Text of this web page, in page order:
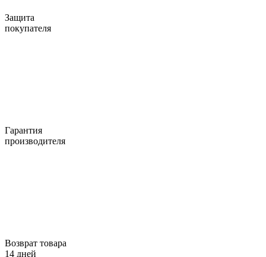
Защита
покупателя
Гарантия
производителя
Возврат товара
14 дней